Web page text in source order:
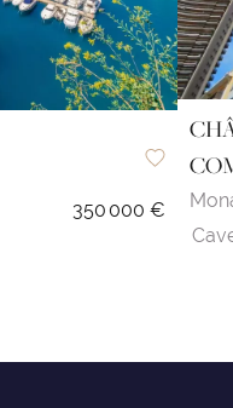
350 000 €